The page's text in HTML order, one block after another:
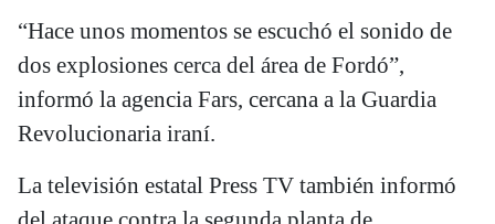
“Hace unos momentos se escuchó el sonido de
dos explosiones cerca del área de Fordó”,
informó la agencia Fars, cercana a la Guardia
Revolucionaria iraní.
La televisión estatal Press TV también informó